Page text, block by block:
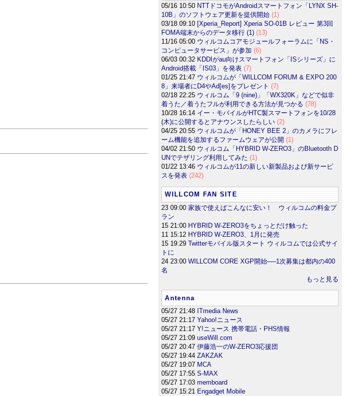
05/16 10:50 NTTドコモがAndroidスマートフォン「LYNX SH-
10B」のソフトウェア更新を提供開始(1)
03/18 09:10 [Xperia_Report] Xperia SO-01B レビュー 第3回
FOMA端末からのデータ移行 (1)(13)
11/16 05:00 ウィルコムコアモジュールフォーラムに「NS・
コンピュータサービス」が参加(6)
06/03 00:32 KDDIがau向けスマートフォン「ISシリーズ」に
Android搭載「IS03」を発表(7)
01/25 21:47 ウィルコムが「WILLCOM FORUM & EXPO 200
8」来場者にD4やAd[es]をプレゼント(7)
02/18 22:25 ウィルコム「9 (nine)」「WX320K」などで似非
着うた／着うたフルが利用できる方法が見つかる(78)
10/28 16:14 イー・モバイルがHTC製スマートフォンを10/28
(木)に公開するとアナウンスしたらしい(2)
04/25 20:55 ウィルコムが「HONEY BEE 2」のカメラにフレ
ーム機能を追加するファームウェアが公開(1)
04/02 21:50 ウィルコム「HYBRID W-ZERO3」のBluetooth D
UNでテザリング利用してみた(1)
01/22 13:46 ウィルコムが11の新しい新製品および新サービ
スを発表(242)
WILLCOM FAN SITE
23 09:00家族で使えばこんなに安い！ ウィルコムの料金プ
ラン
15 21:00 HYBRID W-ZERO3をちょっとだけ触った
11 15:12 HYBRID W-ZERO3、1月に発売
15 19:29Twitterモバイル版スタート ウィルコムでは公式サイ
トに
24 23:00WILLCOM CORE XGP開始──1次募集は都内の400
名
もっと見る
Antenna
05/27 21:48 ITmedia News
05/27 21:17Yahoo!ニュース
05/27 21:17Y!ニュース 携帯電話・PHS情報
05/27 21:09useWill.com
05/27 20:47伊藤浩一のW-ZERO3応援団
05/27 19:44ZAKZAK
05/27 19:07 MCA
05/27 17:55S-MAX
05/27 17:03memboard
05/27 15:21 Engadget Mobile